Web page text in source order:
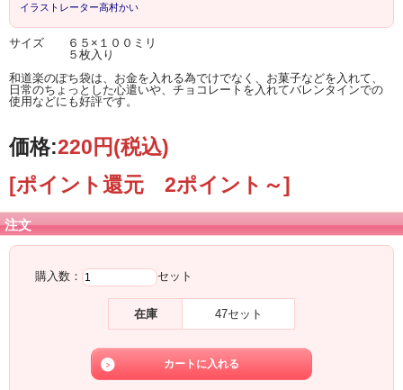
イラストレーター高村かい
サイズ ６５×１００ミリ
５枚入り
和道楽のぽち袋は、お金を入れる為でけでなく、お菓子などを入れて、
日常のちょっとした心遣いや、チョコレートを入れてバレンタインでの
使用などにも好評です。
価格:220円(税込)
[ポイント還元 2ポイント～]
注文
購入数： セット
在庫 47セット